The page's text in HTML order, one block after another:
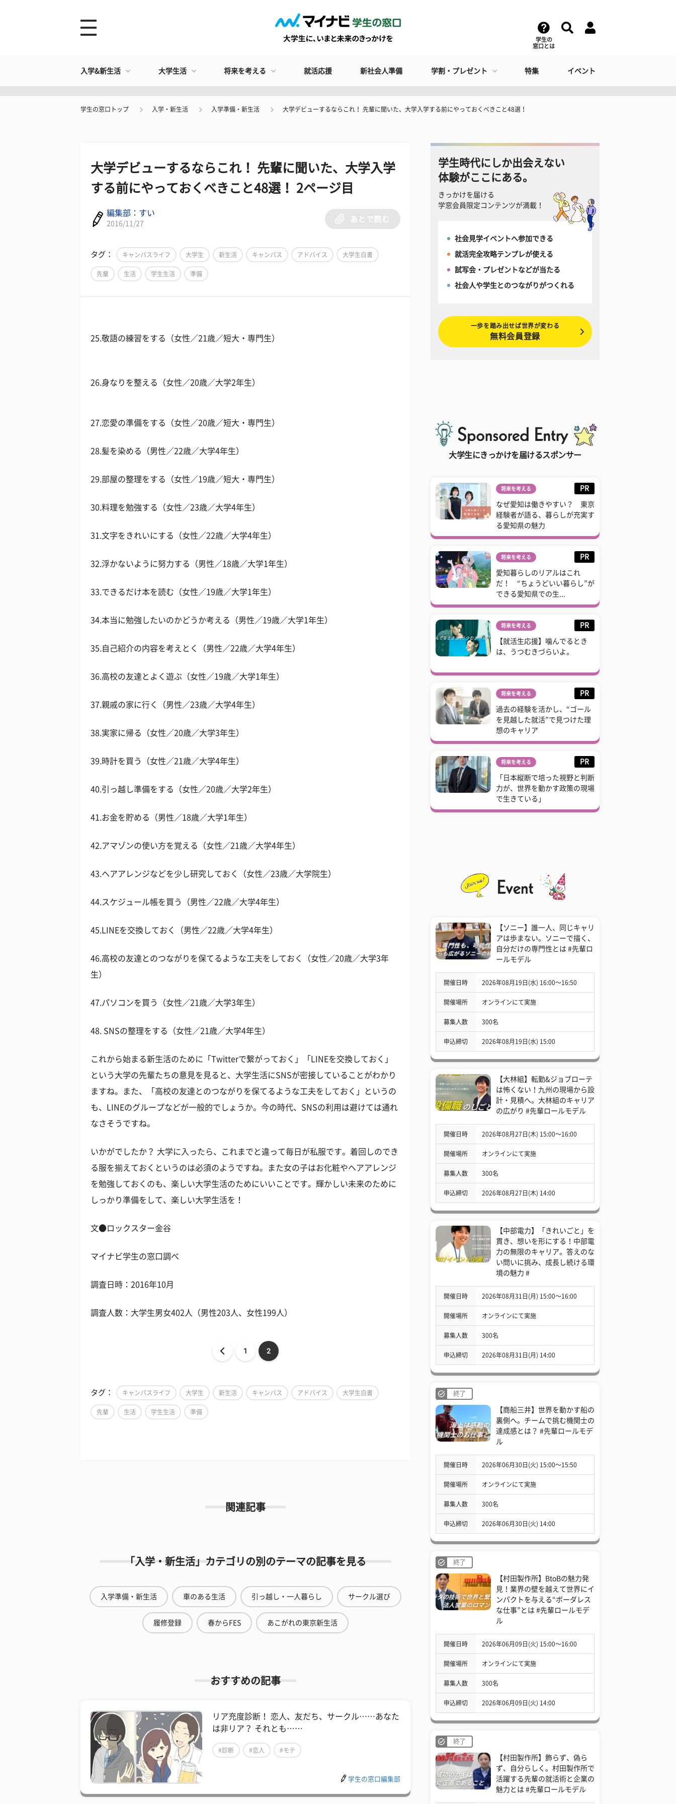
学生の
窓口とは
入学&新生活 大学生活 将来を考える 就活応援 新社会人準備 学割・プレゼント 特集 イベント
学生の窓口トップ 入学・新生活 入学準備・新生活 大学デビューするならこれ！ 先輩に聞いた、大学入学する前にやっておくべきこと48選！
大学デビューするならこれ！ 先輩に聞いた、大学入学
する前にやっておくべきこと48選！ 2ページ目
編集部：すい
2016/11/27
あとで読む
タグ： キャンパスライフ 大学生 新生活 キャンパス アドバイス 大学生白書
先輩 生活 学生生活 準備
25.敬語の練習をする（女性／21歳／短大・専門生）
26.身なりを整える（女性／20歳／大学2年生）
27.恋愛の準備をする（女性／20歳／短大・専門生）
28.髪を染める（男性／22歳／大学4年生）
29.部屋の整理をする（女性／19歳／短大・専門生）
30.料理を勉強する（女性／23歳／大学4年生）
31.文字をきれいにする（女性／22歳／大学4年生）
32.浮かないように努力する（男性／18歳／大学1年生）
33.できるだけ本を読む（女性／19歳／大学1年生）
34.本当に勉強したいのかどうか考える（男性／19歳／大学1年生）
35.自己紹介の内容を考えとく（男性／22歳／大学4年生）
36.高校の友達とよく遊ぶ（女性／19歳／大学1年生）
37.親戚の家に行く（男性／23歳／大学4年生）
38.実家に帰る（女性／20歳／大学3年生）
39.時計を買う（女性／21歳／大学4年生）
40.引っ越し準備をする（女性／20歳／大学2年生）
41.お金を貯める（男性／18歳／大学1年生）
42.アマゾンの使い方を覚える（女性／21歳／大学4年生）
43.ヘアアレンジなどを少し研究しておく（女性／23歳／大学院生）
44.スケジュール帳を買う（男性／22歳／大学4年生）
45.LINEを交換しておく（男性／22歳／大学4年生）
46.高校の友達とのつながりを保てるような工夫をしておく（女性／20歳／大学3年
生）
47.パソコンを買う（女性／21歳／大学3年生）
48. SNSの整理をする（女性／21歳／大学4年生）
これから始まる新生活のために「Twitterで繋がっておく」「LINEを交換しておく」
という大学の先輩たちの意見を見ると、大学生活にSNSが密接していることがわかり
ますね。また、「高校の友達とのつながりを保てるような工夫をしておく」というの
も、LINEのグループなどが一般的でしょうか。今の時代、SNSの利用は避けては通れ
なさそうですね。
いかがでしたか？ 大学に入ったら、これまでと違って毎日が私服です。着回しのでき
る服を揃えておくというのは必須のようですね。また女の子はお化粧やヘアアレンジ
を勉強しておくのも、楽しい大学生活のためにいいことです。輝かしい未来のために
しっかり準備をして、楽しい大学生活を！
文●ロックスター金谷
マイナビ学生の窓口調べ
調査日時：2016年10月
調査人数：大学生男女402人（男性203人、女性199人）
1 2
タグ： キャンパスライフ 大学生 新生活 キャンパス アドバイス 大学生白書
先輩 生活 学生生活 準備
関連記事
「入学・新生活」カテゴリの別のテーマの記事を見る
入学準備・新生活 車のある生活 引っ越し・一人暮らし サークル選び
履修登録 春からFES あこがれの東京新生活
おすすめの記事
リア充度診断！ 恋人、友だち、サークル……あなた
は非リア？ それとも……
#診断 #恋人 #モテ
学生の窓口編集部
学生時代にしか出会えない
体験がここにある。
きっかけを届ける
学窓会員限定コンテンツが満載！
社会見学イベントへ参加できる
就活完全攻略テンプレが使える
試写会・プレゼントなどが当たる
社会人や学生とのつながりがつくれる
一歩を踏み出せば世界が変わる
無料会員登録
大学生にきっかけを届けるスポンサー
将来を考える PR
なぜ愛知は働きやすい？ 東京
経験者が語る、暮らしが充実す
る愛知県の魅力
将来を考える PR
愛知暮らしのリアルはこれ
だ！ “ちょうどいい暮らし”が
できる愛知県での生...
将来を考える PR
【就活生応援】噛んでるとき
は、うつむきづらいよ。
将来を考える PR
過去の経験を活かし、“ゴール
を見越した就活”で見つけた理
想のキャリア
将来を考える PR
「日本縦断で培った視野と判断
力が、世界を動かす政策の現場
で生きている」
【ソニー】誰一人、同じキャリ
アは歩まない。ソニーで描く、
自分だけの専門性とは #先輩ロ
ールモデル
開催日時 2026年08月19日(水) 16:00〜16:50
開催場所 オンラインにて実施
募集人数 300名
申込締切 2026年08月19日(水) 15:00
【大林組】転勤&ジョブローテ
は怖くない！九州の現場から設
計・見積へ。大林組のキャリア
の広がり #先輩ロールモデル
開催日時 2026年08月27日(木) 15:00〜16:00
開催場所 オンラインにて実施
募集人数 300名
申込締切 2026年08月27日(木) 14:00
【中部電力】「きれいごと」を
貫き、想いを形にする！中部電
力の無限のキャリア。答えのな
い問いに挑み、成長し続ける環
境の魅力 #
開催日時 2026年08月31日(月) 15:00〜16:00
開催場所 オンラインにて実施
募集人数 300名
申込締切 2026年08月31日(月) 14:00
終了
【商船三井】世界を動かす船の
裏側へ。チームで挑む機関士の
達成感とは？ #先輩ロールモデ
ル
開催日時 2026年06月30日(火) 15:00〜15:50
開催場所 オンラインにて実施
募集人数 300名
申込締切 2026年06月30日(火) 14:00
終了
【村田製作所】BtoBの魅力発
見！業界の壁を越えて世界にイ
ンパクトを与える“ボーダレス
な仕事”とは #先輩ロールモデ
ル
開催日時 2026年06月09日(火) 15:00〜16:00
開催場所 オンラインにて実施
募集人数 300名
申込締切 2026年06月09日(火) 14:00
終了
【村田製作所】飾らず、偽ら
ず、自分らしく。村田製作所で
活躍する先輩の就活術と企業の
魅力とは #先輩ロールモデル